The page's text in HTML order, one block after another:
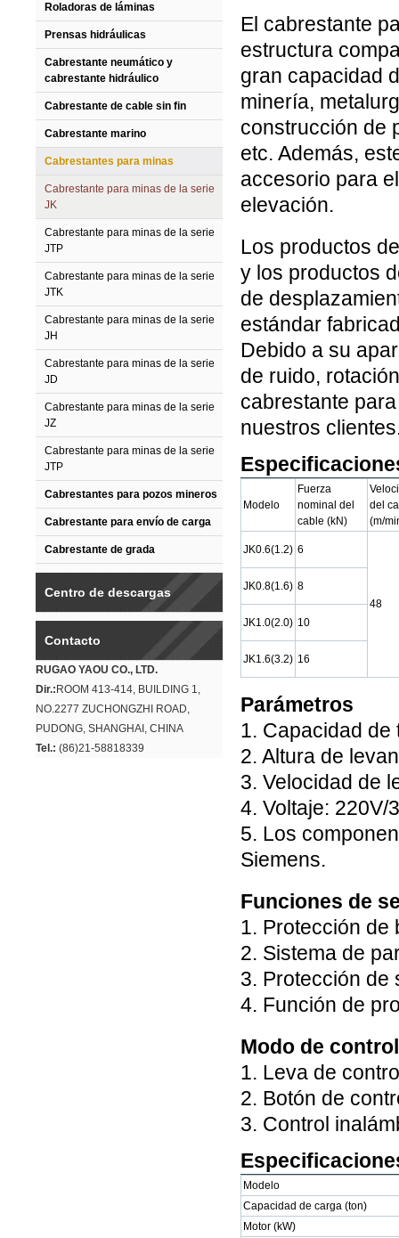
Roladoras de láminas
Prensas hidráulicas
Cabrestante neumático y
cabrestante hidráulico
Cabrestante de cable sin fin
Cabrestante marino
Cabrestantes para minas
Cabrestante para minas de la serie
JK
Cabrestante para minas de la serie
JTP
Cabrestante para minas de la serie
JTK
Cabrestante para minas de la serie
JH
Cabrestante para minas de la serie
JD
Cabrestante para minas de la serie
JZ
Cabrestante para minas de la serie
JTP
Cabrestantes para pozos mineros
Cabrestante para envío de carga
Cabrestante de grada
Centro de descargas
Contacto
RUGAO YAOU CO., LTD.
Dir.: ROOM 413-414, BUILDING 1,
NO.2277 ZUCHONGZHI ROAD,
PUDONG, SHANGHAI, CHINA
Tel.: (86)21-58818339
El cabrestante
estructura
gran capacidad
minería,
construcción de
etc. Además,
accesorio para
elevación.
Los productos
y los productos
de
estándar
Debido a su
de ruido,
cabrestante
nuestros
Modelo
Fuerza
nominal del
cable (kN)
del
(m/
JK0.6(1.2) 6
48
JK0.8(1.6) 8
JK1.0(2.0) 10
JK1.6(3.2) 16
Parámetros
1. Capacidad de
2. Altura de
3. Velocidad de
4. Voltaje: 220V/
5. Los
Siemens.
Funciones de
1. Protección de
2. Sistema de
3. Protección de
4. Función de
Modo de control
1. Leva de
2. Botón de
3. Control
Modelo
Capacidad de carga (ton)
Motor (kW)